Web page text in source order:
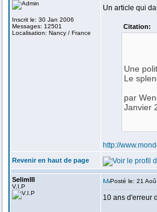
Inscrit le: 30 Jan 2006
Messages: 12501
Localisation: Nancy / France
Un article qui
Citation:
Une
Le
par
Janvier
http://
Revenir en haut de page
SelimIII
V.I.P
Posté le: 21
10 ans d'erreur